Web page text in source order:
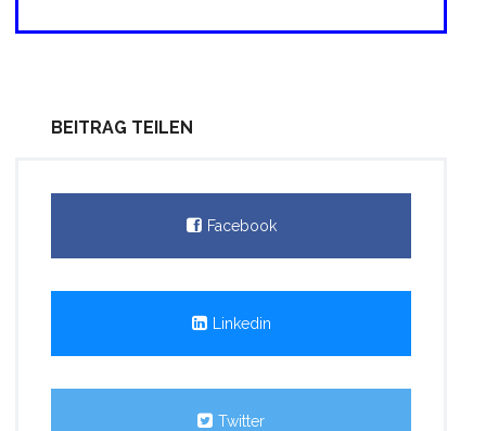
BEITRAG TEILEN
Facebook
Linkedin
Twitter